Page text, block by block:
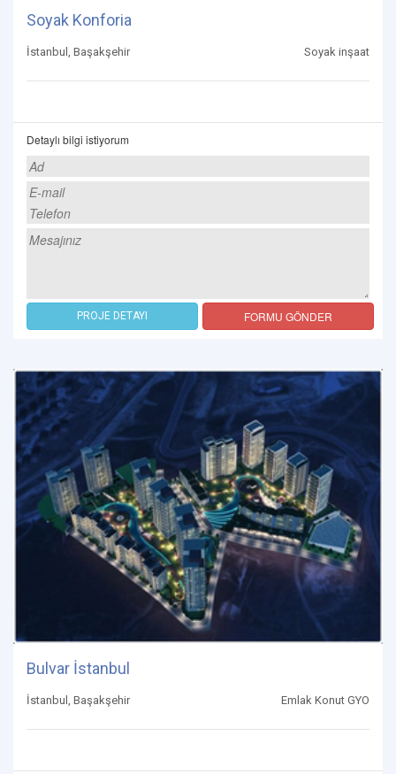
Soyak Konforia
İstanbul, Başakşehir Soyak inşaat
Detaylı bilgi istiyorum
PROJE DETAYI FORMU GÖNDER
Bulvar İstanbul
İstanbul, Başakşehir Emlak Konut GYO